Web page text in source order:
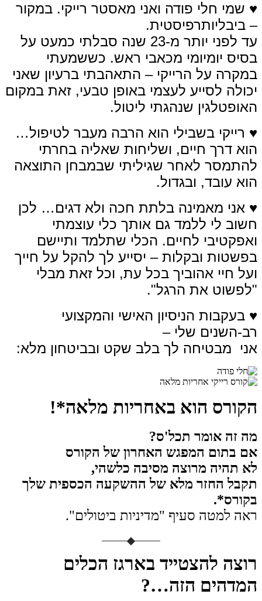
♥ שמי חלי פודה ואני מאסטר רייקי. במקור
– ביבליותרפיסטית.
עד לפני יותר מ-23 שנה סבלתי כמעט על
בסיס יומיומי מכאבי ראש. כששמעתי
במקרה על הרייקי – התאהבתי ברעיון שאני
יכולה לסייע לעצמי באופן טבעי, זאת במקום
האופטלגין שנהגתי ליטול.
♥ רייקי בשבילי הוא הרבה מעבר לטיפול…
הוא דרך חיים, ושליחות שאליה בחרתי
להתמסר לאחר שגיליתי שבמבחן התוצאה
הוא עובד, ובגדול.
♥ אני מאמינה בלתת חכה ולא דגים… לכן
חשוב לי ללמד גם אותך כלי עוצמתי
ואפקטיבי לחיים. הכלי שתלמד ותיישם
בפשטות ובקלות – יסייע לך להקל על חייך
ועל חיי אהוביך בכל עת, וכל זאת מבלי
"לפשוט את הרגל".
♥ בעקבות הניסיון האישי והמקצועי
רב-השנים שלי –
אני מבטיחה לך בלב שקט ובביטחון מלא:
הקורס הוא באחריות מלאה*!
מה זה אומר תכל'ס?
אם בתום המפגש האחרון של הקורס
לא תהיה מרוצה מסיבה כלשהי,
תקבל החזר מלא של ההשקעה הכספית שלך
בקורס*.
ראה למטה סעיף "מדיניות ביטולים".
רוצה להצטייד בארגז הכלים
המדהים הזה…?